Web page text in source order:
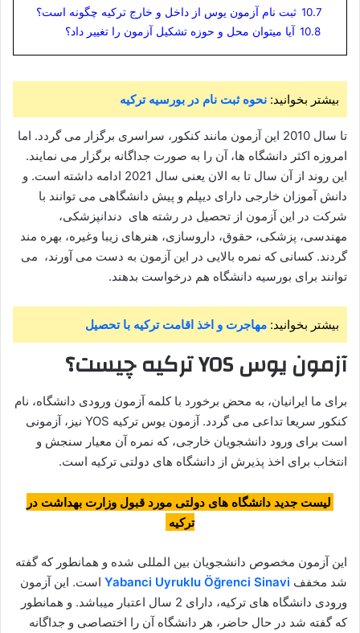
10.7 ثبت نام آزمون یوس از داخل و خارج ترکیه چگونه است؟
10.8 آیا میتوان محل و حوزه تشکیل آزمون را تغییر داد؟
بیشتر بخوانید: نحوه ثبت نام در بورسیه ترکیه
تا سال 2010 اين آزمون مانند کنکور، سراسری برگزار می گردد. اما
امروزه اکثر دانشگاه ها، آن را به صورت جداگانه برگزار می نمایند.
این روند از آن سال تا به الان یعنی سال 2021 ادامه داشته است. و
دانش آموزان خارجی دارای دیپلم و پیش دانشگاهی می توانند با
شرکت در این آزمون از تحصیل در رشته های دندانپزشکی،
مهندسی، پزشکی، حقوق، داروسازی، هنرهای زیبا وغیره، بهره مند
گردند. کسانی که نمره بالایی در این آزمون به دست می آورند، می
توانند برای بورسیه دانشگاه هم درخواست بدهند.
بیشتر بخوانید: مهاجرت و اخذ اقامت ترکیه با تحصیل
آزمون یوس YOS ترکیه چیست؟
برای ما ایرانیان، به محض برخورد با کلمه آزمون ورودی دانشگاه، نام
کنکور سریعا تداعی می گردد. آزمون یوس ترکیه YOS نیز، آزمونی
است برای ورود دانشجویان خارجی، که نمره آن معیار سنجش و
انتخاب برای اخذ پذیرش از دانشگاه های دولتی ترکیه است.
لیست جدید دانشگاه های دولتی مورد قبول وزارت بهداشت در
ترکیه
این آزمون مخصوص دانشجویان بین المللی شده و همانطور که گفته
شد مخفف Yabanci Uyruklu Öğrenci Sinavi است. این آزمون
ورودی دانشگاه های ترکیه، دارای 2 سال اعتبار میباشد. و همانطور
که گفته شد در حال حاضر، هر دانشگاه آن را اختصاصی و جداگانه